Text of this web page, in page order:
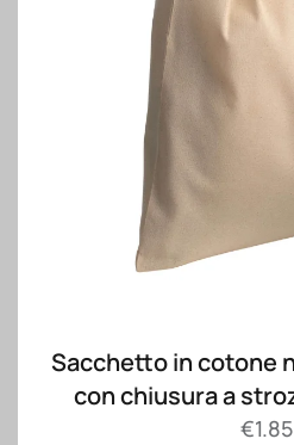
Sacchetto in cotone
con chiusura a
€1.85